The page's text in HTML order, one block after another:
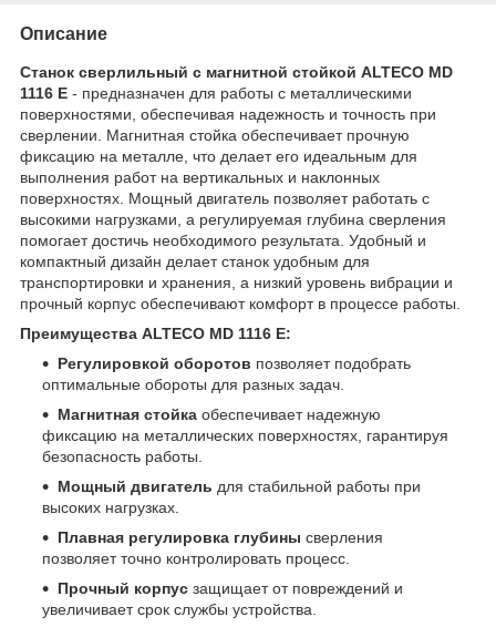
Описание
Станок сверлильный с магнитной стойкой ALTECO MD
1116 E - предназначен для работы с металлическими
поверхностями, обеспечивая надежность и точность при
сверлении. Магнитная стойка обеспечивает прочную
фиксацию на металле, что делает его идеальным для
выполнения работ на вертикальных и наклонных
поверхностях. Мощный двигатель позволяет работать с
высокими нагрузками, а регулируемая глубина сверления
помогает достичь необходимого результата. Удобный и
компактный дизайн делает станок удобным для
транспортировки и хранения, а низкий уровень вибрации и
прочный корпус обеспечивают комфорт в процессе работы.
Преимущества ALTECO MD 1116 E:
Регулировкой оборотов позволяет подобрать
оптимальные обороты для разных задач.
Магнитная стойка обеспечивает надежную
фиксацию на металлических поверхностях, гарантируя
безопасность работы.
Мощный двигатель для стабильной работы при
высоких нагрузках.
Плавная регулировка глубины сверления
позволяет точно контролировать процесс.
Прочный корпус защищает от повреждений и
увеличивает срок службы устройства.